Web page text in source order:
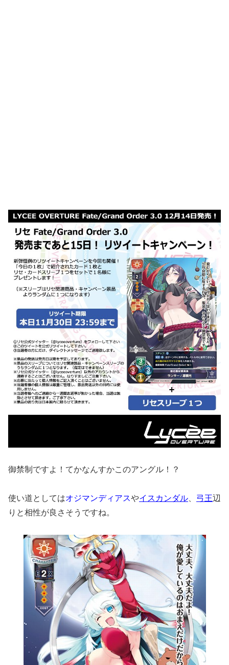
御禁制ですよ！てかなんすかこのアングル！？
使い道としてはオジマンディアスやイスカンダル 弓王辺
りと相性が良さそうですね。